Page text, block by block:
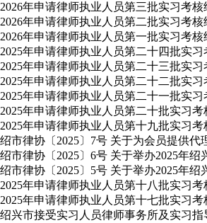
2026年申请律师执业人员第三批实习考核
2026年申请律师执业人员第二批实习考核
2026年申请律师执业人员第一批实习考核
2025年申请律师执业人员第二十四批实
2025年申请律师执业人员第二十三批实
2025年申请律师执业人员第二十二批实
2025年申请律师执业人员第二十一批实
2025年申请律师执业人员第二十批实习
2025年申请律师执业人员第十九批实习
绍市律协〔2025〕7号 关于为会员提供
绍市律协〔2025〕6号 关于举办2025年
绍市律协〔2025〕5号 关于举办2025年
2025年申请律师执业人员第十八批实习
2025年申请律师执业人员第十七批实习
绍兴市接受实习人员律师事务所及实习指